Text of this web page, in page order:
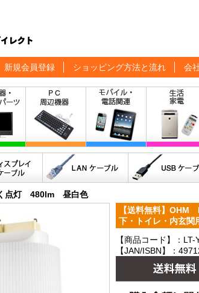
新規会員登録 ショッピング方法と流れ 会
点灯 480lm 昼白色
【送料無料】
下・トイレ・内玄
【商品コード】：LT-
【JAN/ISBN】：